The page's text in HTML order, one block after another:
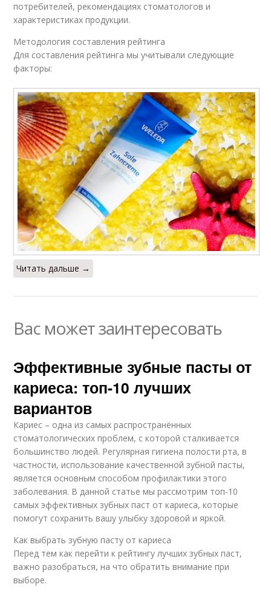
потребителей, рекомендациях стоматологов и
характеристиках продукции.
Методология составления рейтинга
Для составления рейтинга мы учитывали следующие
факторы:
Читать дальше →
Вас может заинтересовать
Эффективные зубные пасты от
кариеса: топ-10 лучших
вариантов
Кариес – одна из самых распространённых
стоматологических проблем, с которой сталкивается
большинство людей. Регулярная гигиена полости рта, в
частности, использование качественной зубной пасты,
является основным способом профилактики этого
заболевания. В данной статье мы рассмотрим топ-10
самых эффективных зубных паст от кариеса, которые
помогут сохранить вашу улыбку здоровой и яркой.
Как выбрать зубную пасту от кариеса
Перед тем как перейти к рейтингу лучших зубных паст,
важно разобраться, на что обратить внимание при
выборе.